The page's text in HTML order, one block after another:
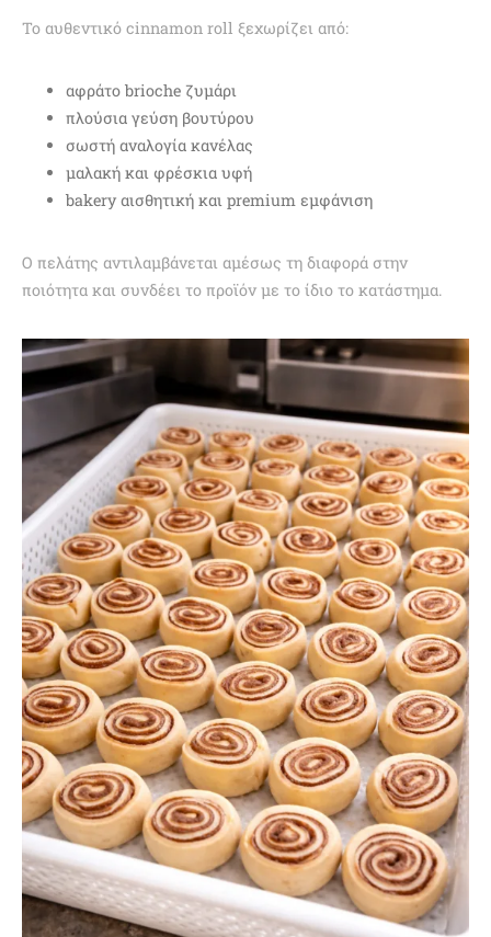
Το αυθεντικό cinnamon roll ξεχωρίζει από:
αφράτο brioche ζυμάρι
πλούσια γεύση βουτύρου
σωστή αναλογία κανέλας
μαλακή και φρέσκια υφή
bakery αισθητική και premium εμφάνιση
Ο πελάτης αντιλαμβάνεται αμέσως τη διαφορά στην
ποιότητα και συνδέει το προϊόν με το ίδιο το κατάστημα.